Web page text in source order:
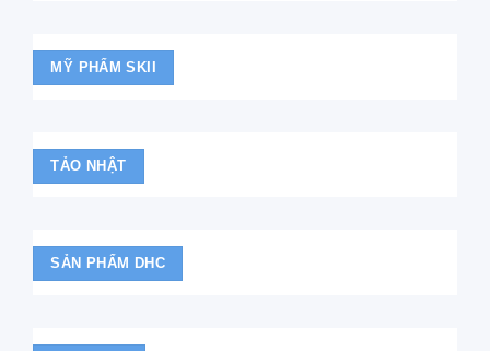
MỸ PHẨM SKII
TẢO NHẬT
SẢN PHẨM DHC